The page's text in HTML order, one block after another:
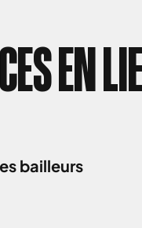
EN
bailleurs